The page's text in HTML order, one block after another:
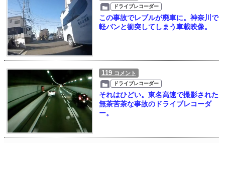
ドライブレコーダー
この事故でレブルが廃車に。神奈川で
軽バンと衝突してしまう車載映像。
119 コメント
ドライブレコーダー
それはひどい。東名高速で撮影された
無茶苦茶な事故のドライブレコーダ
ー。